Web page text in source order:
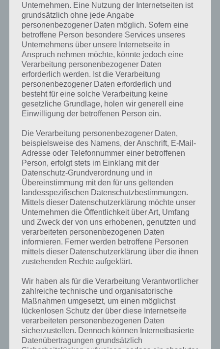
Tap Adventure Time
Travel Screenshot –
(c) Kongregate
Am Ende einer jeden Welle kommt
ein Boss-Gegner, den man innerhalb
einer bestimmten Zeit töten muss.
Schafft man das nicht muss man
seine Helden verbessern. Insgesamt
gibt es 7 Charakterklassen, die ihr
verbessern könnt. Jede hat seine
eigenen Fertigkeiten und
Leveloptionen.
Mit diesen Helden macht ihr automatisch Schaden ohne tippen zu
müssen. Zu Beginn ist das aber sehr wenig, sodass ihr um das Tippen
nicht herumkommt, zumal diese auch Schaden nehmen können,
wenn diese vom Gegner getroffen werden.
Erhalte Belohnungstruhen
Auch Tap Adventure kann uendlich lange gespielt werden. Möglich
machen das die Zeitreisen, womit man in der Zeit zurückkehren
kann. Dadurch erhält man magische Runensteine, mit denen man
wiederum Artefakte herstellen kann.
Entsprechend macht man immer mehr Schaden und schafft es
immer weiter. Wem das alles dennoch zu lange dauert kann
natürlich auch zum In-App-Kauf greifen und sich die Währungen für
Trailer und Gameplay Video zu Tap
Adventure
Zum Abschluss haben wir hier noch ein Video entdeckt, dass nicht
Unternehmen. Eine Nutzung der Internetseiten ist
grundsätzlich ohne jede Angabe
personenbezogener Daten möglich. Sofern eine
betroffene Person besondere Services unseres
Unternehmens über unsere Internetseite in
Anspruch nehmen möchte, könnte jedoch eine
Verarbeitung personenbezogener Daten
erforderlich werden. Ist die Verarbeitung
personenbezogener Daten erforderlich und
besteht für eine solche Verarbeitung keine
gesetzliche Grundlage, holen wir generell eine
Einwilligung der betroffenen Person ein.
Die Verarbeitung personenbezogener Daten,
beispielsweise des Namens, der Anschrift, E-Mail-
Adresse oder Telefonnummer einer betroffenen
Person, erfolgt stets im Einklang mit der
Datenschutz-Grundverordnung und in
Übereinstimmung mit den für uns geltenden
landesspezifischen Datenschutzbestimmungen.
Mittels dieser Datenschutzerklärung möchte unser
Unternehmen die Öffentlichkeit über Art, Umfang
und Zweck der von uns erhobenen, genutzten und
verarbeiteten personenbezogenen Daten
informieren. Ferner werden betroffene Personen
mittels dieser Datenschutzerklärung über die ihnen
zustehenden Rechte aufgeklärt.
Wir haben als für die Verarbeitung Verantwortlicher
zahlreiche technische und organisatorische
Maßnahmen umgesetzt, um einen möglichst
lückenlosen Schutz der über diese Internetseite
verarbeiteten personenbezogenen Daten
sicherzustellen. Dennoch können Internetbasierte
Datenübertragungen grundsätzlich